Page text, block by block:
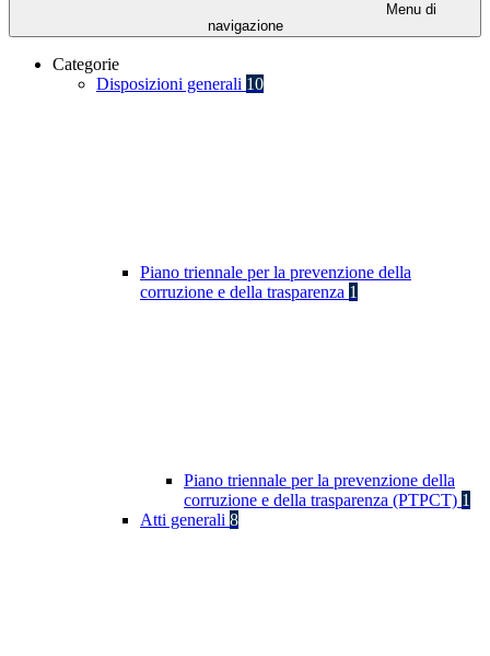
Menu di
navigazione
Categorie
Disposizioni generali 10
Piano triennale per la prevenzione della
corruzione e della trasparenza 1
Piano triennale per la prevenzione della
corruzione e della trasparenza (PTPCT) 1
Atti generali 8